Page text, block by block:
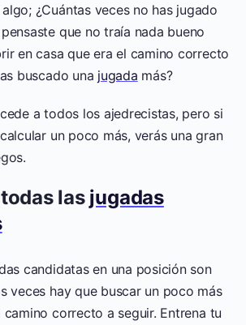
¿Cuántas veces no has jugado
que no traía nada bueno
en casa que era el camino correcto
buscado una jugada más?
a todos los ajedrecistas, pero si
un poco más, verás una gran
las jugadas
candidatas en una posición son
veces hay que buscar un poco más
correcto a seguir. Entrena tu